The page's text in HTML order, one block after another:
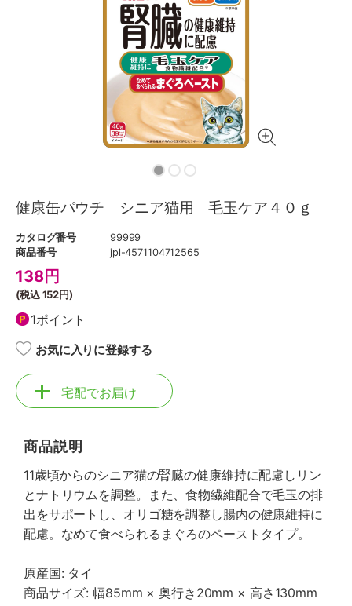
健康缶パウチ シニア猫用 毛玉ケア４０ｇ
カタログ番号
99999
商品番号
jpl-4571104712565
138円
(税込152円)
1ポイント
お気に入りに登録する
宅配でお届け
商品説明
11歳頃からのシニア猫の腎臓の健康維持に配慮しリン
とナトリウムを調整。また、食物繊維配合で毛玉の排
出をサポートし、オリゴ糖を調整し腸内の健康維持に
配慮。なめて食べられるまぐろのペーストタイプ。
原産国: タイ
商品サイズ: 幅85mm × 奥行き20mm × 高さ130mm